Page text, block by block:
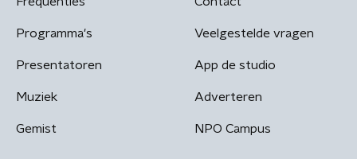
Programma's
Presentatoren
Muziek
Gemist
Veelgestelde vragen
App de studio
Adverteren
NPO Campus